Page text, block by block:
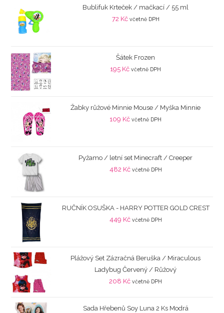
Bublifuk Krteček / mačkací / 55 ml
72 Kč včetně DPH
Šátek Frozen
195 Kč včetně DPH
Žabky růžové Minnie Mouse / Myška Minnie
109 Kč včetně DPH
Pyžamo / letní set Minecraft / Creeper
482 Kč včetně DPH
RUČNÍK OSUŠKA - HARRY POTTER GOLD CREST
449 Kč včetně DPH
Plážový Set Zázračná Beruška / Miraculous
Ladybug Červený / Růžový
208 Kč včetně DPH
Sada Hřebenů Soy Luna 2 Ks Modrá